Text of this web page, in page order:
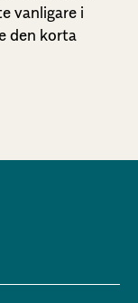
vanligare i
den korta